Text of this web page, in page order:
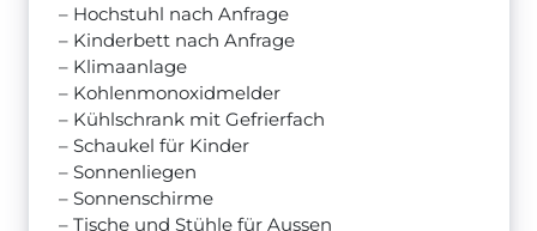
– Hochstuhl nach Anfrage
– Kinderbett nach Anfrage
– Klimaanlage
– Kohlenmonoxidmelder
– Kühlschrank mit Gefrierfach
– Schaukel für Kinder
– Sonnenliegen
– Sonnenschirme
– Tische und Stühle für Aussen